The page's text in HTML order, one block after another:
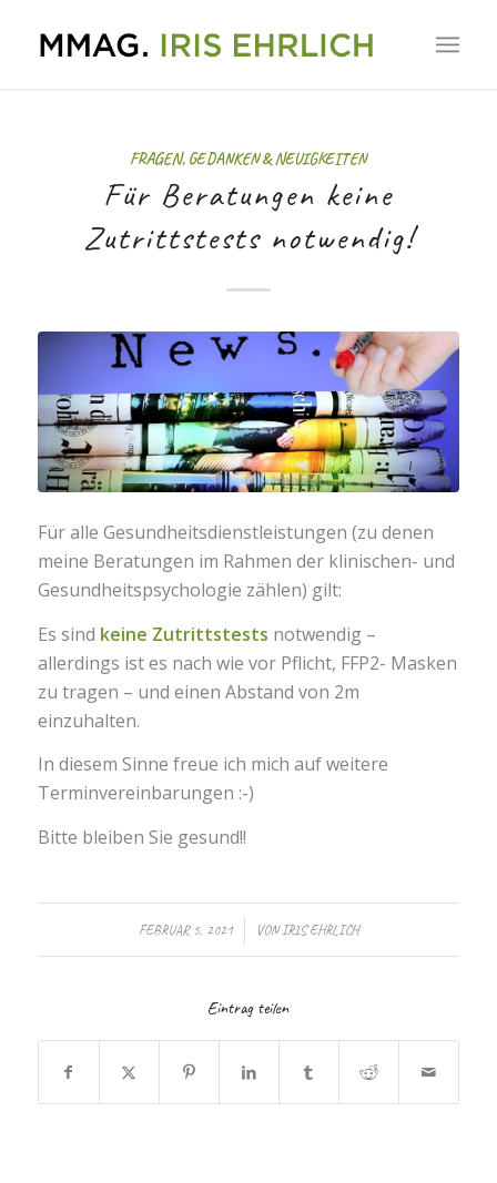
FRAGEN, GEDANKEN & NEUIGKEITEN
Für Beratungen keine
Zutrittstests notwendig!
Für alle Gesundheitsdienstleistungen (zu denen
meine Beratungen im Rahmen der klinischen- und
Gesundheitspsychologie zählen) gilt:
Es sind keine Zutrittstests notwendig –
allerdings ist es nach wie vor Pflicht, FFP2- Masken
zu tragen – und einen Abstand von 2m
einzuhalten.
In diesem Sinne freue ich mich auf weitere
Terminvereinbarungen :-)
Bitte bleiben Sie gesund!!
FEBRUAR 5, 2021
/ VONIRIS EHRLICH
Eintrag teilen